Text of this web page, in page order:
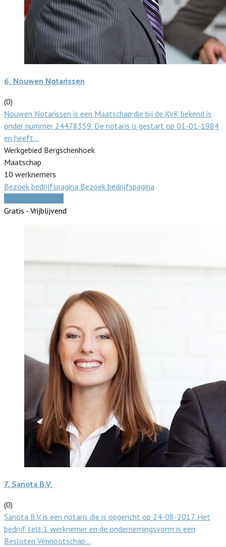
6. Nouwen Notarissen
(0)
Nouwen Notarissen is een Maatschap die bij de KvK bekend is
onder nummer 24478359. De notaris is gestart op 01-01-1984
en heeft…
Werkgebied Bergschenhoek
Maatschap
10 werknemers
Bezoek bedrijfspagina Bezoek bedrijfspagina
Gratis - Vrijblijvend
7. Sanota B.V.
(0)
Sanota B.V. is een notaris die is opgericht op 24-08-2017. Het
bedrijf telt 1 werknemer en de ondernemingsvorm is een
Besloten Vennootschap…